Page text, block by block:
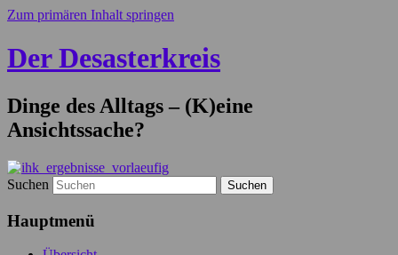
Zum primären Inhalt springen
Der Desasterkreis
Dinge des Alltags – (K)eine
Ansichtssache?
Suchen
Hauptmenü